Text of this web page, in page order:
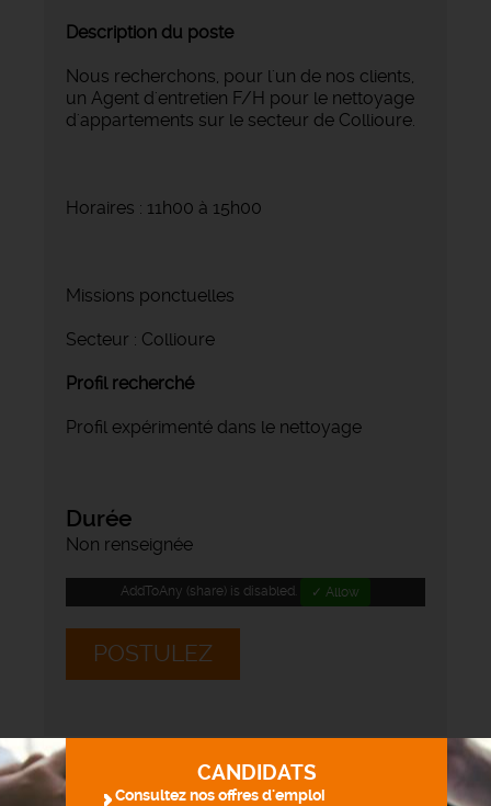
Description du poste
Nous recherchons, pour l'un de nos clients,
un Agent d'entretien F/H pour le nettoyage
d'appartements sur le secteur de Collioure.
Horaires : 11h00 à 15h00
Missions ponctuelles
Secteur : Collioure
Profil recherché
Profil expérimenté dans le nettoyage
Durée
Non renseignée
AddToAny (share) is disabled. ✓ Allow
POSTULEZ
CANDIDATS
Consultez nos offres d'emploi